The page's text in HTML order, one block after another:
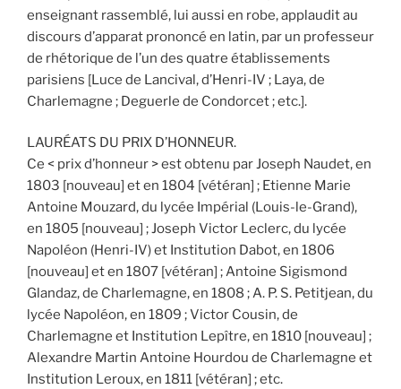
enseignant rassemblé, lui aussi en robe, applaudit au
discours d’apparat prononcé en latin, par un professeur
de rhétorique de l’un des quatre établissements
parisiens [Luce de Lancival, d’Henri-IV ; Laya, de
Charlemagne ; Deguerle de Condorcet ; etc.].
LAURÉATS DU PRIX D’HONNEUR.
Ce < prix d’honneur > est obtenu par Joseph Naudet, en
1803 [nouveau] et en 1804 [vétéran] ; Etienne Marie
Antoine Mouzard, du lycée Impérial (Louis-le-Grand),
en 1805 [nouveau] ; Joseph Victor Leclerc, du lycée
Napoléon (Henri-IV) et Institution Dabot, en 1806
[nouveau] et en 1807 [vétéran] ; Antoine Sigismond
Glandaz, de Charlemagne, en 1808 ; A. P. S. Petitjean, du
lycée Napoléon, en 1809 ; Victor Cousin, de
Charlemagne et Institution Lepître, en 1810 [nouveau] ;
Alexandre Martin Antoine Hourdou de Charlemagne et
Institution Leroux, en 1811 [vétéran] ; etc.